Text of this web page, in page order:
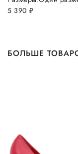
5 390 руб.
БОЛЬШЕ